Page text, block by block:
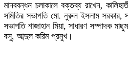
মানববন্ধন চলাকালে বক্তব্য রাখেন,
সমিতির সভাপতি মো. নুরুল ইসলাম সরকার,
সভাপতি শাজাহান মিয়া, সাধারণ সম্পাদক
বসু, আব্দুল করিম প্রমুখ।